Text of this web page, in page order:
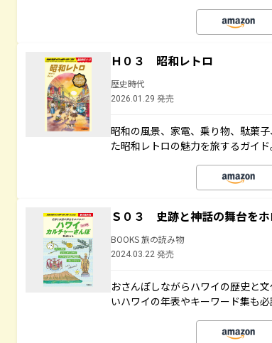
Ｈ０３ 昭和レトロ
歴史時代
2026.01.29 発売
昭和の風景、家電、乗り物、駄菓
た昭和レトロの魅力を旅するガイド
Ｓ０３ 史跡と神話の舞台を
BOOKS 旅の読み物
2024.03.22 発売
おさんぽしながらハワイの歴史と
いハワイの年表やキーワード集も